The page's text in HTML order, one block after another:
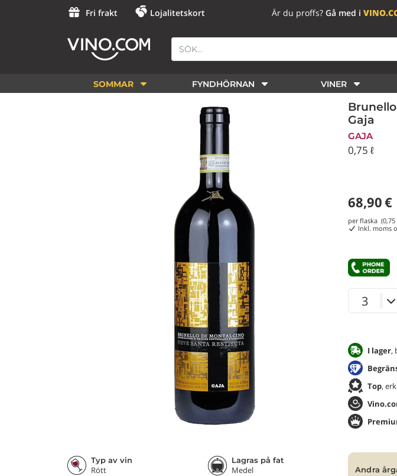
Fri frakt Lojalitetskort Är du proffs? Gå med i
SOMMAR FYNDHÖRNAN VINER
Typ av vin
Rött
Lagras på fat
Medel
Gaja
GAJA
0,75 ℓ
68,90€
per flaska (0,75
Inkl. moms
I lager,
Top,
andra